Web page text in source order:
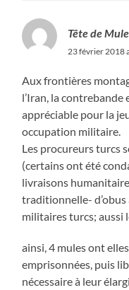
Tête de Mule
23 février 2018
Aux frontières
l’Iran, la contrebande
appréciable pour la
occupation militaire.
Les procureurs turcs
(certains ont été
livraisons
traditionnelle- d’obus
militaires turcs; aussi
ainsi, 4 mules ont
emprisonnées, puis
nécessaire à leur